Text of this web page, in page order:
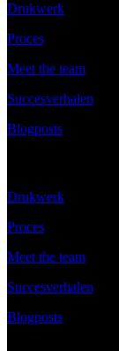
Drukwerk
Proces
Meet the team
Succesverhalen
Blogposts
Drukwerk
Proces
Meet the team
Succesverhalen
Blogposts